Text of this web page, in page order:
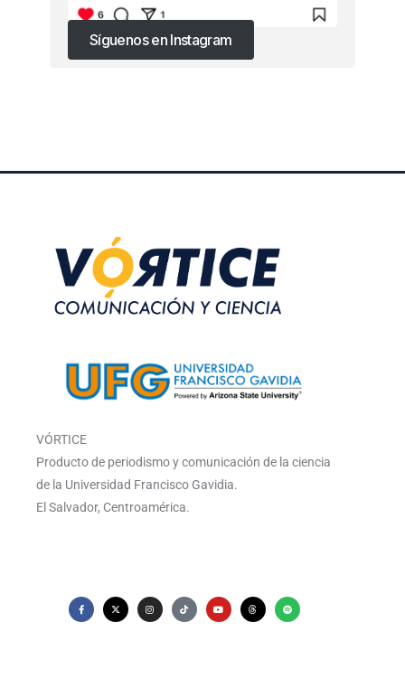
Síguenos en Instagram
VÓRTICE
Producto de periodismo y comunicación de la ciencia
de la Universidad Francisco Gavidia.
El Salvador, Centroamérica.